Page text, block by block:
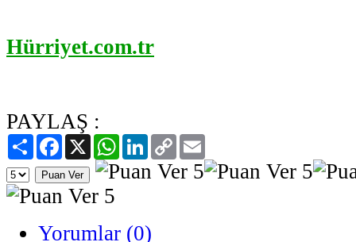
Hürriyet.com.tr
PAYLAŞ :
PaylaşFacebook
X WhatsAppLinkedIn
Copy
Link
Yorumlar (0)